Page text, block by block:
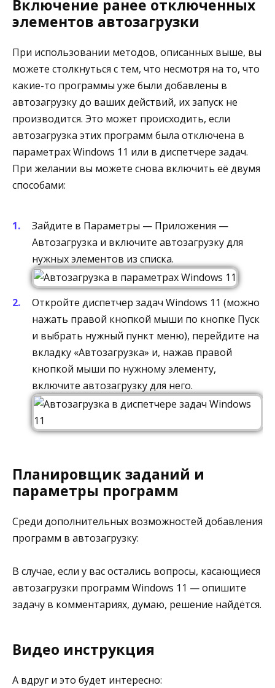
Включение ранее отключенных
элементов автозагрузки
При использовании методов, описанных выше, вы
можете столкнуться с тем, что несмотря на то, что
какие-то программы уже были добавлены в
автозагрузку до ваших действий, их запуск не
производится. Это может происходить, если
автозагрузка этих программ была отключена в
параметрах Windows 11 или в диспетчере задач.
При желании вы можете снова включить её двумя
способами:
Зайдите в Параметры — Приложения —
Автозагрузка и включите автозагрузку для
нужных элементов из списка.
Откройте диспетчер задач Windows 11 (можно
нажать правой кнопкой мыши по кнопке Пуск
и выбрать нужный пункт меню), перейдите на
вкладку «Автозагрузка» и, нажав правой
кнопкой мыши по нужному элементу,
включите автозагрузку для него.
Планировщик заданий и
параметры программ
Среди дополнительных возможностей добавления
программ в автозагрузку:
В случае, если у вас остались вопросы, касающиеся
автозагрузки программ Windows 11 — опишите
задачу в комментариях, думаю, решение найдётся.
Видео инструкция
А вдруг и это будет интересно: